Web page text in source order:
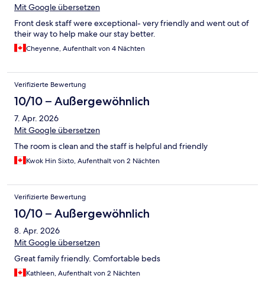
Mit Google übersetzen
Front desk staff were exceptional- very friendly and went out of
their way to help make our stay better.
Cheyenne, Aufenthalt von 4 Nächten
Verifizierte Bewertung
10/10 – Außergewöhnlich
7. Apr. 2026
Mit Google übersetzen
The room is clean and the staff is helpful and friendly
Kwok Hin Sixto, Aufenthalt von 2 Nächten
Verifizierte Bewertung
10/10 – Außergewöhnlich
8. Apr. 2026
Mit Google übersetzen
Great family friendly. Comfortable beds
Kathleen, Aufenthalt von 2 Nächten